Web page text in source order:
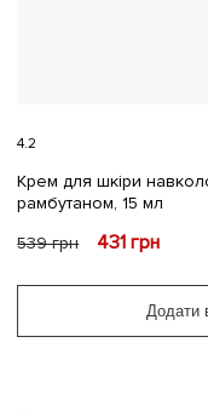
4.2
Крем для шкіри
рамбутаном, 15 мл
539грн 431грн
Додати